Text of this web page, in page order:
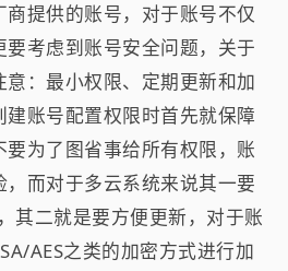
提供的账号，对于账号不仅
考虑到账号安全问题，关于
：最小权限、定期更新和加
账号配置权限时首先就保障
为了图省事给所有权限，账
而对于多云系统来说其一要
其二就是要方便更新，对于账
AES之类的加密方式进行加